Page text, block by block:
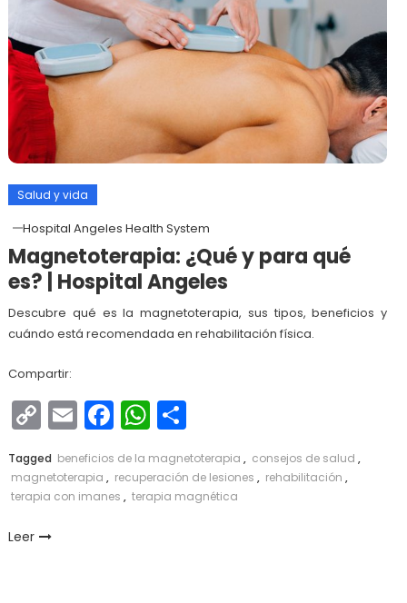
Salud y vida
Hospital Angeles Health System
Magnetoterapia: ¿Qué y para qué
es? | Hospital Angeles
Descubre qué es la magnetoterapia, sus tipos, beneficios y
cuándo está recomendada en rehabilitación física.
Compartir:
Copy
Link
EmailFacebook
WhatsApp
Compartir
Tagged beneficios de la magnetoterapia , consejos de salud ,
magnetoterapia , recuperación de lesiones , rehabilitación ,
terapia con imanes , terapia magnética
Leer